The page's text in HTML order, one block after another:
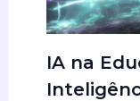
IA na